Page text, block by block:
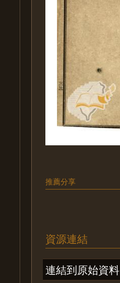
推薦分享
資源連結
連結到原始資料